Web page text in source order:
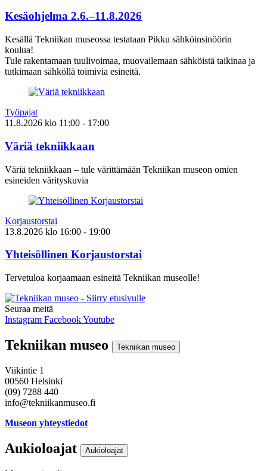
Kesäohjelma 2.6.–11.8.2026
Kesällä Tekniikan museossa testataan Pikku sähköinsinöörin
koulua!
Tule rakentamaan tuulivoimaa, muovailemaan sähköistä taikinaa ja
tutkimaan sähköllä toimivia esineitä.
Työpajat
11.8.2026 klo 11:00 - 17:00
Väriä tekniikkaan
Väriä tekniikkaan – tule värittämään Tekniikan museon omien
esineiden värityskuvia
Korjaustorstai
13.8.2026 klo 16:00 - 19:00
Yhteisöllinen Korjaustorstai
Tervetuloa korjaamaan esineitä Tekniikan museolle!
Seuraa meitä
Instagram FacebookYoutube
Tekniikan museo Tekniikan museo
Viikintie 1
00560 Helsinki
(09) 7288 440
info@tekniikanmuseo.fi
Museon yhteystiedot
Aukioloajat Aukioloajat